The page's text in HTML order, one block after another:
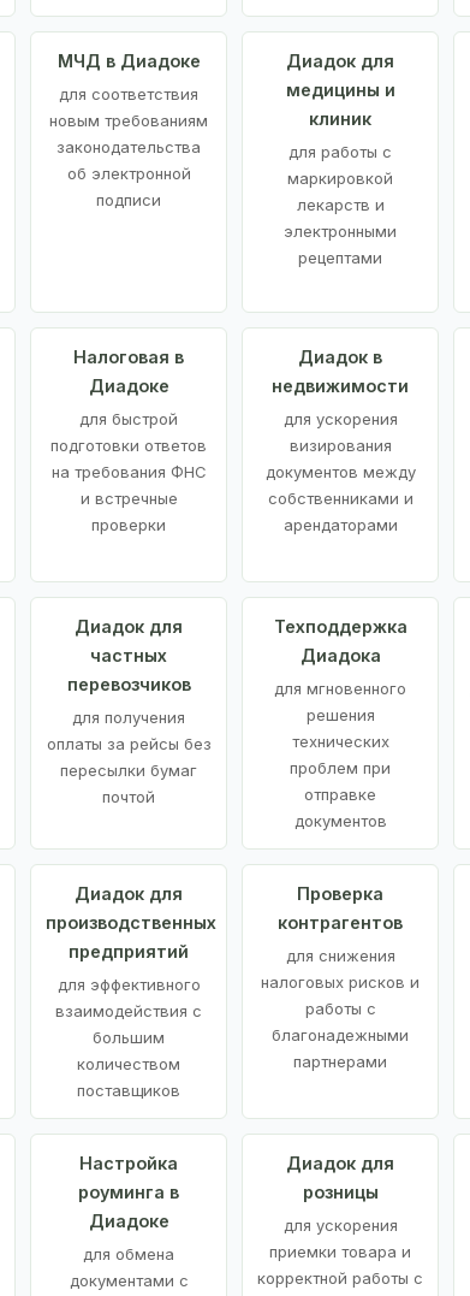
МЧД в Диадоке
для соответствия
новым требованиям
законодательства
об электронной
подписи
Диадок для
медицины и
клиник
для работы с
маркировкой
лекарств и
электронными
рецептами
Налоговая в
Диадоке
для быстрой
подготовки ответов
на требования ФНС
и встречные
проверки
Диадок в
недвижимости
для ускорения
визирования
документов между
собственниками и
арендаторами
Диадок для
частных
перевозчиков
для получения
оплаты за рейсы без
пересылки бумаг
почтой
Техподдержка
Диадока
для мгновенного
решения
технических
проблем при
отправке
документов
Диадок для
производственных
предприятий
для эффективного
взаимодействия с
большим
количеством
поставщиков
Проверка
контрагентов
для снижения
налоговых рисков и
работы с
благонадежными
партнерами
Настройка
роуминга в
Диадоке
для обмена
документами с
Диадок для
розницы
для ускорения
приемки товара и
корректной работы с